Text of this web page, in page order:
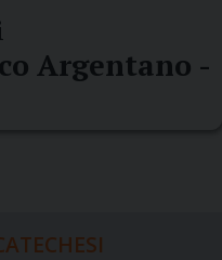
Argentano -